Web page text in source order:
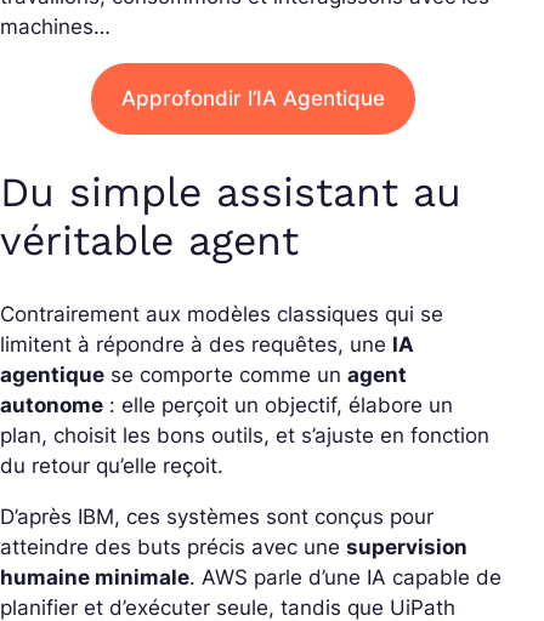
machines…
Approfondir l’IA Agentique
Du simple assistant au
véritable agent
Contrairement aux modèles classiques qui se
limitent à répondre à des requêtes, une IA
agentique se comporte comme un agent
autonome : elle perçoit un objectif, élabore un
plan, choisit les bons outils, et s’ajuste en fonction
du retour qu’elle reçoit.
D’après IBM, ces systèmes sont conçus pour
atteindre des buts précis avec une supervision
humaine minimale. AWS parle d’une IA capable de
planifier et d’exécuter seule, tandis que UiPath